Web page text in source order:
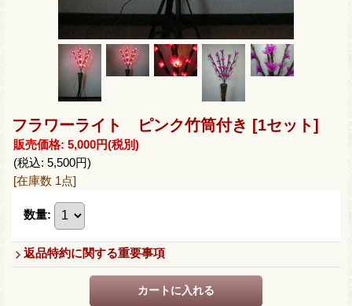
フラワーライト ピンク竹筒付き [1セット]
販売価格: 5,000円(税別)
(税込: 5,500円)
[在庫数 1点]
数量:
返品特約に関する重要事項